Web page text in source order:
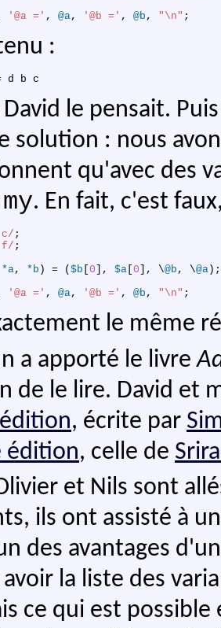
'@a =' , @a, '@b =' , @b , "\n" ;
:
le pensait.
solution : nous
qu'avec des
my. En fait, c'est
c/ ;
f/ ;
*a, *b ) = ( $b 0 , $a 0 , \@b , \@a ) ;
'@a =' , @a, '@b =' , @b , "\n" ;
le même
a apporté le livre
de le lire. David et
, écrite par
édition, celle de
et Nils sont
ils ont assisté à
des avantages
la liste des
ce qui est